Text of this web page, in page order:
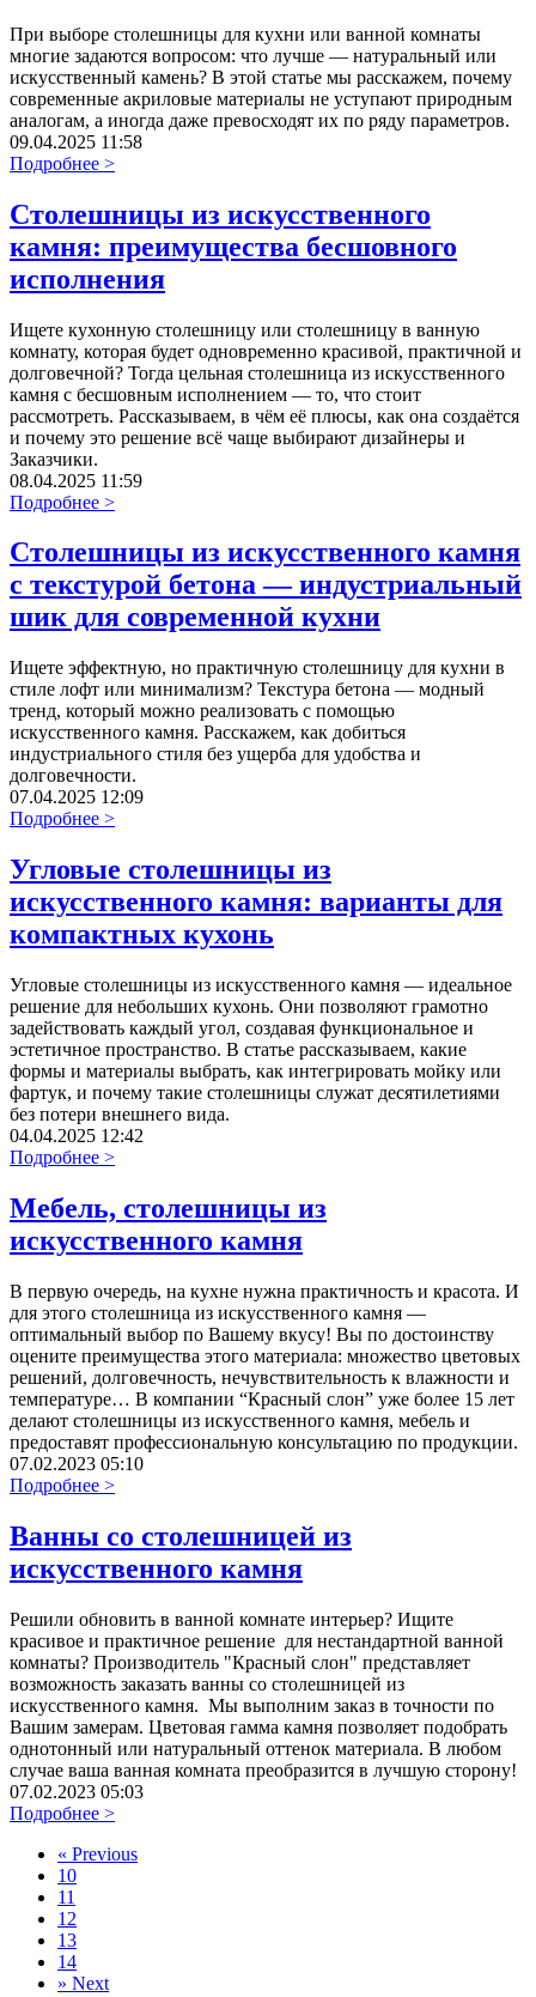
При выборе столешницы для кухни или ванной комнаты
многие задаются вопросом: что лучше — натуральный или
искусственный камень? В этой статье мы расскажем, почему
современные акриловые материалы не уступают природным
аналогам, а иногда даже превосходят их по ряду параметров.
09.04.2025 11:58
Подробнее >
Столешницы из искусственного
камня: преимущества бесшовного
исполнения
Ищете кухонную столешницу или столешницу в ванную
комнату, которая будет одновременно красивой, практичной и
долговечной? Тогда цельная столешница из искусственного
камня с бесшовным исполнением — то, что стоит
рассмотреть. Рассказываем, в чём её плюсы, как она создаётся
и почему это решение всё чаще выбирают дизайнеры и
Заказчики.
08.04.2025 11:59
Подробнее >
Столешницы из искусственного камня
с текстурой бетона — индустриальный
шик для современной кухни
Ищете эффектную, но практичную столешницу для кухни в
стиле лофт или минимализм? Текстура бетона — модный
тренд, который можно реализовать с помощью
искусственного камня. Расскажем, как добиться
индустриального стиля без ущерба для удобства и
долговечности.
07.04.2025 12:09
Подробнее >
Угловые столешницы из
искусственного камня: варианты для
компактных кухонь
Угловые столешницы из искусственного камня — идеальное
решение для небольших кухонь. Они позволяют грамотно
задействовать каждый угол, создавая функциональное и
эстетичное пространство. В статье рассказываем, какие
формы и материалы выбрать, как интегрировать мойку или
фартук, и почему такие столешницы служат десятилетиями
без потери внешнего вида.
04.04.2025 12:42
Подробнее >
Мебель, столешницы из
искусственного камня
В первую очередь, на кухне нужна практичность и красота. И
для этого столешница из искусственного камня —
оптимальный выбор по Вашему вкусу! Вы по достоинству
оцените преимущества этого материала: множество цветовых
решений, долговечность, нечувствительность к влажности и
температуре… В компании “Красный слон” уже более 15 лет
делают столешницы из искусственного камня, мебель и
предоставят профессиональную консультацию по продукции.
07.02.2023 05:10
Подробнее >
Ванны со столешницей из
искусственного камня
Решили обновить в ванной комнате интерьер? Ищите
красивое и практичное решение для нестандартной ванной
комнаты? Производитель "Красный слон" представляет
возможность заказать ванны со столешницей из
искусственного камня. Мы выполним заказ в точности по
Вашим замерам. Цветовая гамма камня позволяет подобрать
однотонный или натуральный оттенок материала. В любом
случае ваша ванная комната преобразится в лучшую сторону!
07.02.2023 05:03
Подробнее >
« Previous
10
11
12
13
14
» Next